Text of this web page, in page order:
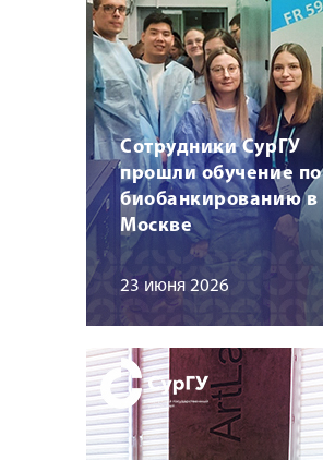
Сотрудники СурГУ
прошли обучение по
биобанкированию в
Москве
23 июня 2026